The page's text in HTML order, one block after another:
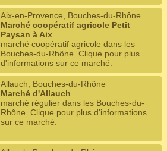
Aix-en-Provence, Bouches-du-Rhône
Marché coopératif agricole Petit
Paysan à Aix
marché coopératif agricole dans les
Bouches-du-Rhône. Clique pour plus
d'informations sur ce marché.
Allauch, Bouches-du-Rhône
Marché d'Allauch
marché régulier dans les Bouches-du-
Rhône. Clique pour plus d'informations
sur ce marché.